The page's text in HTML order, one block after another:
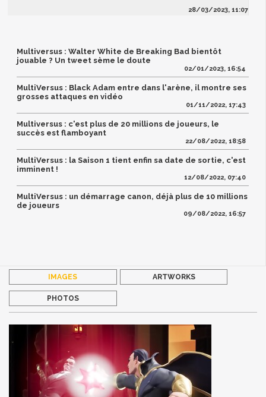
28/03/2023, 11:07
Multiversus : Walter White de Breaking Bad bientôt
jouable ? Un tweet sème le doute
02/01/2023, 16:54
MultiVersus : Black Adam entre dans l'arène, il montre ses
grosses attaques en vidéo
01/11/2022, 17:43
Multiversus : c'est plus de 20 millions de joueurs, le
succès est flamboyant
22/08/2022, 18:58
MultiVersus : la Saison 1 tient enfin sa date de sortie, c'est
imminent !
12/08/2022, 07:40
MultiVersus : un démarrage canon, déjà plus de 10 millions
de joueurs
09/08/2022, 16:57
IMAGES ARTWORKS
PHOTOS